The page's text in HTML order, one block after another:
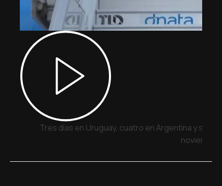
Tres días en Uruguay, cuatro en Argentina y
noviembre